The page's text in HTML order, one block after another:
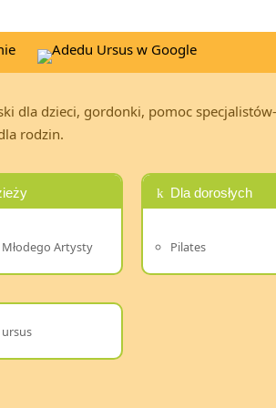
dla dzieci, gordonki, pomoc
rodzin.
Artysty
Dla dorosłych
Pilates